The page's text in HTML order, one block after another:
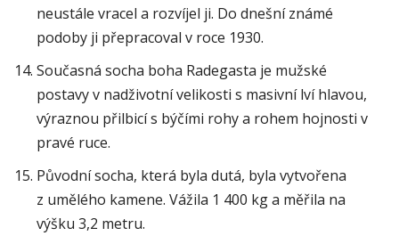
neustále vracel a rozvíjel ji. Do dnešní známé
podoby ji přepracoval v roce 1930.
Současná socha boha Radegasta je mužské
postavy v nadživotní velikosti s masivní lví hlavou,
výraznou přilbicí s býčími rohy a rohem hojnosti v
pravé ruce.
Původní socha, která byla dutá, byla vytvořena
z umělého kamene. Vážila 1 400 kg a měřila na
výšku 3,2 metru.